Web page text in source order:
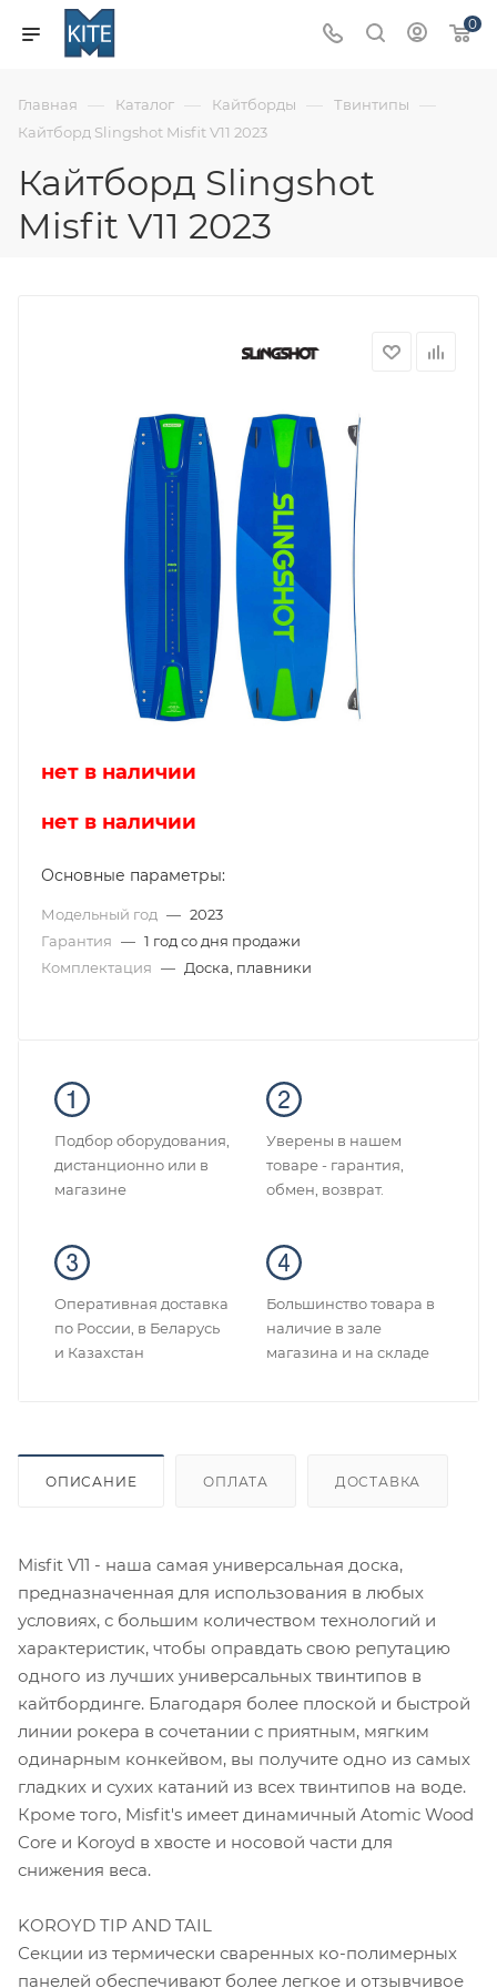
0
Главная — Каталог — Кайтборды — Твинтипы —
Кайтборд Slingshot Misfit V11 2023
Кайтборд Slingshot
Misfit V11 2023
нет в наличии
нет в наличии
Основные параметры:
Модельный год — 2023
Гарантия — 1 год со дня продажи
Комплектация — Доска, плавники
Подбор оборудования,
дистанционно или в
магазине
Уверены в нашем
товаре - гарантия,
обмен, возврат.
Оперативная доставка
по России, в Беларусь
и Казахстан
Большинство товара в
наличие в зале
магазина и на складе
ОПИСАНИЕ ОПЛАТА ДОСТАВКА
Misfit V11 - наша самая универсальная доска,
предназначенная для использования в любых
условиях, с большим количеством технологий и
характеристик, чтобы оправдать свою репутацию
одного из лучших универсальных твинтипов в
кайтбординге. Благодаря более плоской и быстрой
линии рокера в сочетании с приятным, мягким
одинарным конкейвом, вы получите одно из самых
гладких и сухих катаний из всех твинтипов на воде.
Кроме того, Misfit's имеет динамичный Atomic Wood
Core и Koroyd в хвосте и носовой части для
снижения веса.
KOROYD TIP AND TAIL
Секции из термически сваренных ко-полимерных
панелей обеспечивают более легкое и отзывчивое